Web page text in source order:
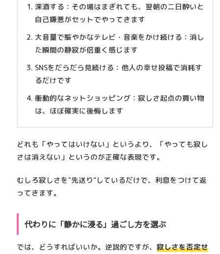
深酒する ：その場はまぎれても、翌朝の二日酔いと
自己嫌悪がセットでやってきます
大音量で賑やかなテレビ・音楽をかけ続ける ：消し
た瞬間の静寂が倍重く感じます
SNSをだらだら見続ける ：他人の幸せ投稿で消耗す
るだけです
衝動的なネットショッピング ：寂しさ起点の買い物
は、ほぼ確実に後悔します
どれも「やってはいけない」というより、「やっても寂し
さは消えない」というのが正確な表現です。
むしろ寂しさを"先送り"しているだけで、利息をつけて返
ってきます。
代わりに「静かに浸る」過ごし方を選ぶ
では、どうすればいいか。逆説的ですが、寂しさを否定せ